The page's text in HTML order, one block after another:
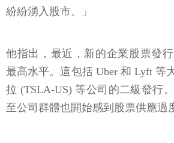
紛紛湧入股市。」
他指出，最近，新的企業股票發
最高水平。這包括 Uber 和 Lyft 等
拉 (TSLA-US) 等公司的二級發行
至公司群體也開始感到股票供應過